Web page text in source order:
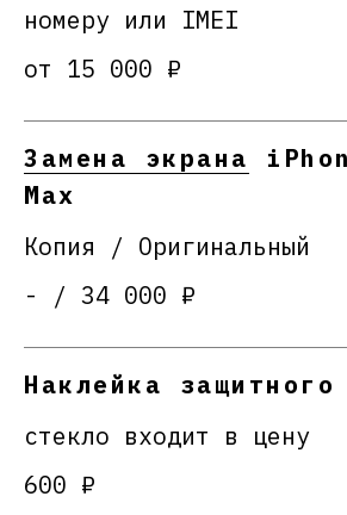
номеру или IMEI
от 15 000 ₽
Замена экрана
Max
Копия / Оригинальный
- / 34 000 ₽
Наклейка защитного
стекло входит в цену
600 ₽